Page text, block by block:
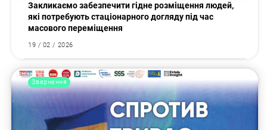
Закликаємо забезпечити гідне розміщення людей,
які потребують стаціонарного догляду під час
масового переміщення
19 / 02 / 2026
Звернення